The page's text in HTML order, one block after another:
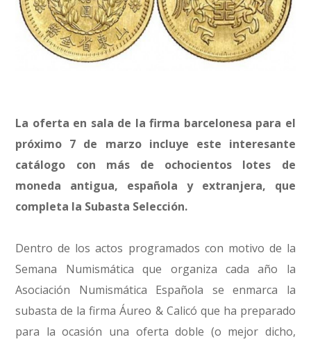
La oferta en sala de la firma barcelonesa para el
próximo 7 de marzo incluye este interesante
catálogo con más de ochocientos lotes de
moneda antigua, española y extranjera, que
completa la Subasta Selección.
Dentro de los actos programados con motivo de la
Semana Numismática que organiza cada año la
Asociación Numismática Española se enmarca la
subasta de la firma Áureo & Calicó que ha preparado
para la ocasión una oferta doble (o mejor dicho,